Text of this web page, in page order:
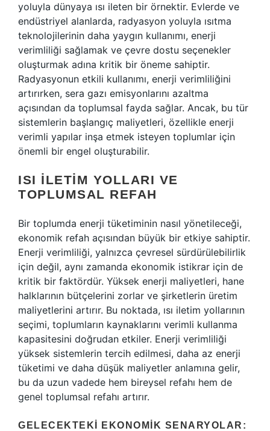
yoluyla dünyaya ısı ileten bir örnektir. Evlerde ve
endüstriyel alanlarda, radyasyon yoluyla ısıtma
teknolojilerinin daha yaygın kullanımı, enerji
verimliliği sağlamak ve çevre dostu seçenekler
oluşturmak adına kritik bir öneme sahiptir.
Radyasyonun etkili kullanımı, enerji verimliliğini
artırırken, sera gazı emisyonlarını azaltma
açısından da toplumsal fayda sağlar. Ancak, bu tür
sistemlerin başlangıç maliyetleri, özellikle enerji
verimli yapılar inşa etmek isteyen toplumlar için
önemli bir engel oluşturabilir.
ISI İLETIM YOLLARI VE
TOPLUMSAL REFAH
Bir toplumda enerji tüketiminin nasıl yönetileceği,
ekonomik refah açısından büyük bir etkiye sahiptir.
Enerji verimliliği, yalnızca çevresel sürdürülebilirlik
için değil, aynı zamanda ekonomik istikrar için de
kritik bir faktördür. Yüksek enerji maliyetleri, hane
halklarının bütçelerini zorlar ve şirketlerin üretim
maliyetlerini artırır. Bu noktada, ısı iletim yollarının
seçimi, toplumların kaynaklarını verimli kullanma
kapasitesini doğrudan etkiler. Enerji verimliliği
yüksek sistemlerin tercih edilmesi, daha az enerji
tüketimi ve daha düşük maliyetler anlamına gelir,
bu da uzun vadede hem bireysel refahı hem de
genel toplumsal refahı artırır.
GELECEKTEKI EKONOMIK SENARYOLAR: